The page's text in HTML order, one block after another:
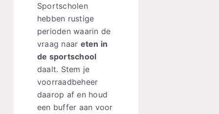
Sportscholen
hebben rustige
perioden waarin de
vraag naar eten in
de sportschool
daalt. Stem je
voorraadbeheer
daarop af en houd
een buffer aan voor